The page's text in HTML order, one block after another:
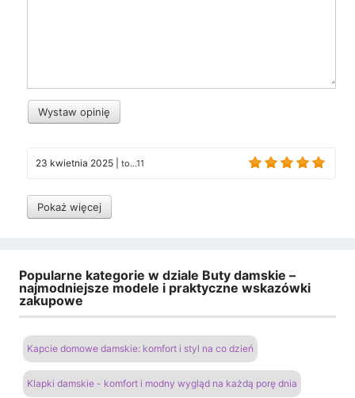
Wystaw opinię
23 kwietnia 2025 to...11
Pokaż więcej
Popularne kategorie w dziale Buty damskie –
najmodniejsze modele i praktyczne wskazówki
zakupowe
Kapcie domowe damskie: komfort i styl na co dzień
Klapki damskie - komfort i modny wygląd na każdą porę dnia